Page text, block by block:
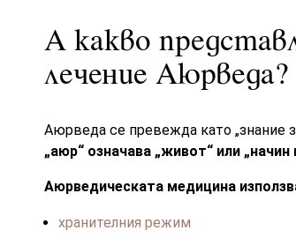
А какво
лечение Аюрведа?
Аюрведа се превежда като „знание
„аюр“ означава „живот“ или
Аюрведическата медицина
хранителния режим